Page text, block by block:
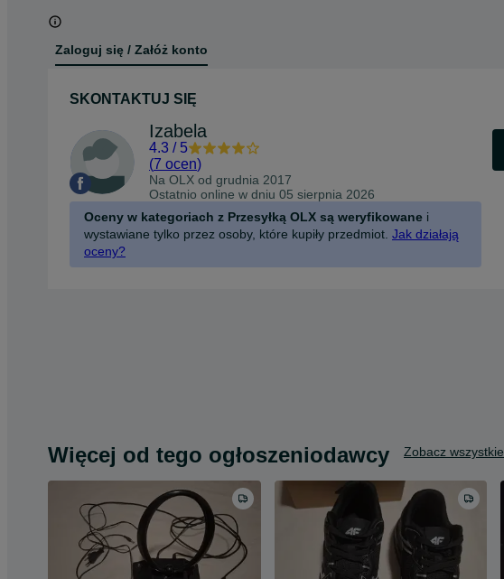
Zaloguj się / Załóż konto
SKONTAKTUJ SIĘ
Izabela
4.3 / 5
(7 ocen)
Na OLX od grudnia 2017
Ostatnio online w dniu 05 sierpnia 2026
Oceny w kategoriach z Przesyłką OLX są weryfikowane i
wystawiane tylko przez osoby, które kupiły przedmiot. Jak działają
oceny?
Więcej od tego ogłoszeniodawcy Zobacz wszystkie